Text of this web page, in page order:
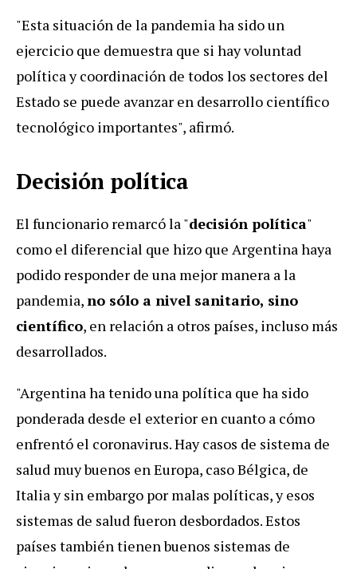
"Esta situación de la pandemia ha sido un
ejercicio que demuestra que si hay voluntad
política y coordinación de todos los sectores del
Estado se puede avanzar en desarrollo científico
tecnológico importantes", afirmó.
Decisión política
El funcionario remarcó la "decisión política"
como el diferencial que hizo que Argentina haya
podido responder de una mejor manera a la
pandemia,no sólo a nivel sanitario, sino
científico, en relación a otros países, incluso más
desarrollados.
"Argentina ha tenido una política que ha sido
ponderada desde el exterior en cuanto a cómo
enfrentó el coronavirus. Hay casos de sistema de
salud muy buenos en Europa, caso Bélgica, de
Italia y sin embargo por malas políticas, y esos
sistemas de salud fueron desbordados. Estos
países también tienen buenos sistemas de